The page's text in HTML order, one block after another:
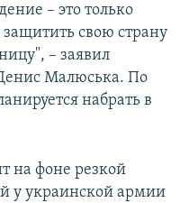
– это только
свою страну
– заявил
Малюська. По
набрать в
на фоне резкой
у украинской армии